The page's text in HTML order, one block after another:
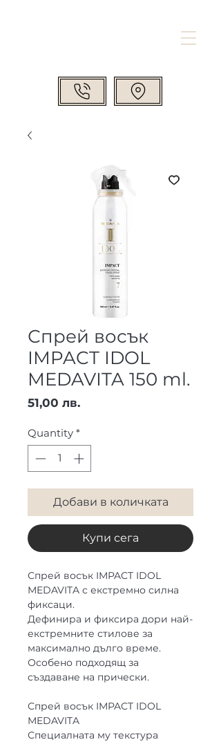
Спрей восък
IMPACT IDOL
MEDAVITA 150 ml.
51,00 лв.Price
Quantity *
Добави в количката
Купи сега
Спрей восък IMPACT IDOL
MEDAVITA с екстремно силна
фиксаци.
Дефинира и фиксира дори най-
екстремните стилове за
максимално дълго време.
Особено подходящ за
създаване на прически.
Спрей восък IMPACT IDOL
MEDAVITA
Специалната му текстура